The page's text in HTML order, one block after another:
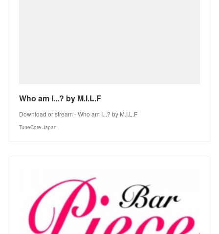
Who am I...? by M.I.L.F
Download or stream - Who am I...? by M.I.L.F
TuneCore Japan